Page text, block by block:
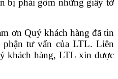
ơn Quý khách hàng đã tin
tư vấn của LTL. Liên
khách hàng, LTL xin được